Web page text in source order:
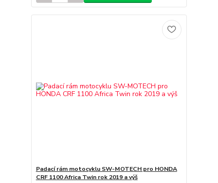
Padací rám motocyklu SW-MOTECH pro HONDA
CRF 1100 Africa Twin rok 2019 a výš